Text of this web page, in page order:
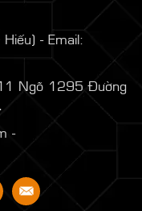
- Do Sở KHĐT
Phường Phú